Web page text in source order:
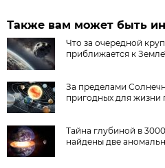
Также вам может быть
Что за очередной
приближается к
За пределами
пригодных для жизни
Тайна глубиной в
найдены две